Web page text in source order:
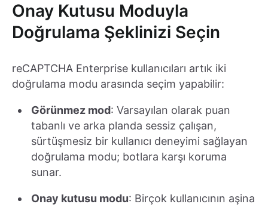
Onay Kutusu Moduyla
Doğrulama Şeklinizi Seçin
reCAPTCHA Enterprise kullanıcıları artık iki
doğrulama modu arasında seçim yapabilir:
Görünmez mod: Varsayılan olarak puan
tabanlı ve arka planda sessiz çalışan,
sürtüşmesiz bir kullanıcı deneyimi sağlayan
doğrulama modu; botlara karşı koruma
sunar.
Onay kutusu modu: Birçok kullanıcının aşina